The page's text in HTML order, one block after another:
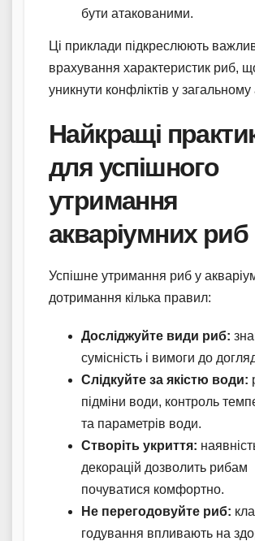
бути атакованими.
Ці приклади підкреслюють
врахування характеристик риб,
уникнути конфліктів у загальному
Найкращі
для успішного
утримання
акваріумних риб
Успішне утримання риб у
дотримання кілька правил:
Досліджуйте види риб:
сумісність і вимоги до
Слідкуйте за якістю води:
підміни води, контроль
та параметрів води.
Створіть укриття:
декорацій дозволить рибам
почуватися комфортно.
Не перегодовуйте риб:
годування впливають на